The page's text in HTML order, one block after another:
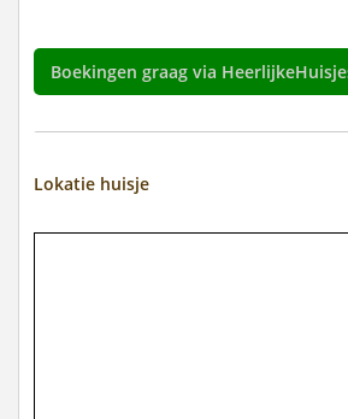
Boekingen graag via
Lokatie huisje